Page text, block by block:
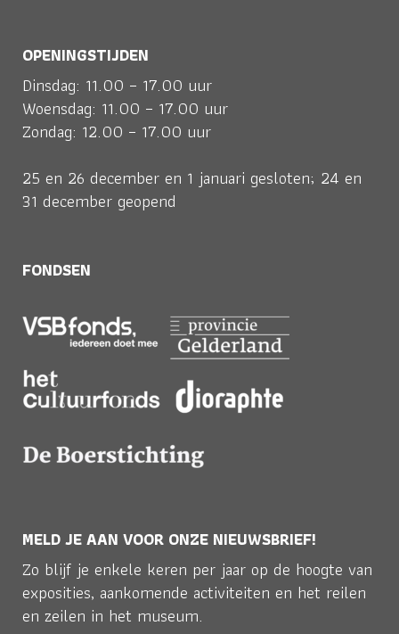
OPENINGSTIJDEN
Dinsdag: 11.00 – 17.00 uur
Woensdag: 11.00 – 17.00 uur
Zondag: 12.00 – 17.00 uur
25 en 26 december en 1 januari gesloten; 24 en
31 december geopend
FONDSEN
MELD JE AAN VOOR ONZE NIEUWSBRIEF!
Zo blijf je enkele keren per jaar op de hoogte van
exposities, aankomende activiteiten en het reilen
en zeilen in het museum.